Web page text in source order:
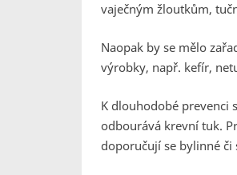
vaječným žloutkům,
Naopak by se mělo
výrobky, např. kefír,
K dlouhodobé prevenci
odbourává krevní tuk.
doporučují se bylinné či